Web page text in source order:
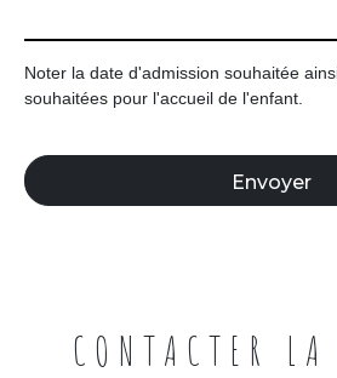
Noter la date d'admission souhaitée
souhaitées pour l'accueil de l'enfant.
Envoyer
CONTACTER LA